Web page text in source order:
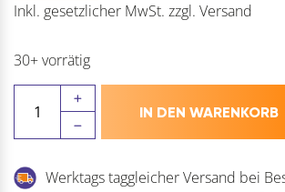
Inkl. gesetzlicher MwSt. zzgl. Versand
30+ vorrätig
Schnellbauschraube
Spitze,
KS
IN DEN WARENKORB
Werktags taggleicher Versand bei